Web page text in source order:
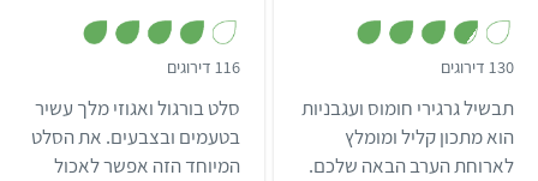
130 דירוגים
.
8
מ
ת
ו
תבשיל גרגירי חומוס ועגבניות
הוא מתכון קליל ומומלץ
לארוחת הערב הבאה שלכם.
116 דירוגים
מ
ת
ו
ך
5
סלט בורגול ואגוזי מלך עשיר
בטעמים ובצבעים. את הסלט
המיוחד הזה אפשר לאכול